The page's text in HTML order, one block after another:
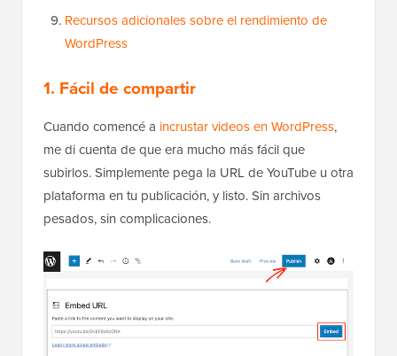
Recursos adicionales sobre el rendimiento de
WordPress
1. Fácil de compartir
Cuando comencé a incrustar videos en WordPress,
me di cuenta de que era mucho más fácil que
subirlos. Simplemente pega la URL de YouTube u otra
plataforma en tu publicación, y listo. Sin archivos
pesados, sin complicaciones.